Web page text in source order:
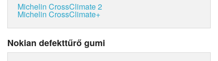
Michelin CrossClimate 2
Michelin CrossClimate+
Nokian defekttűrő gumi